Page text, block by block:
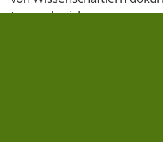
tummeln sich ...